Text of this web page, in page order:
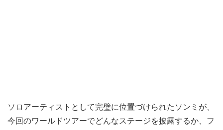
ソロアーティストとして完璧に位置づけられたソンミが、
今回のワールドツアーでどんなステージを披露するか、フ